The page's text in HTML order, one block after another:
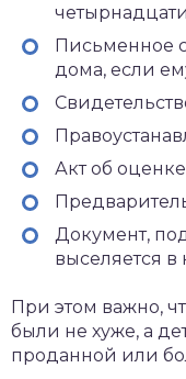
Письменное
дома, если
Акт об
Документ,
выселяется в
При этом важно,
были не хуже, а
проданной или